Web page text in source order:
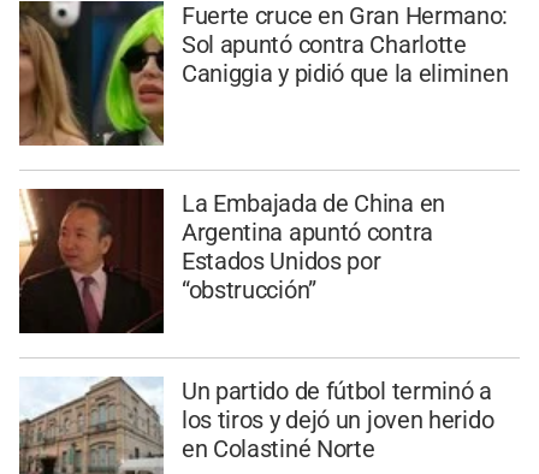
Fuerte cruce en Gran Hermano:
Sol apuntó contra Charlotte
Caniggia y pidió que la eliminen
La Embajada de China en
Argentina apuntó contra
Estados Unidos por
“obstrucción”
Un partido de fútbol terminó a
los tiros y dejó un joven herido
en Colastiné Norte